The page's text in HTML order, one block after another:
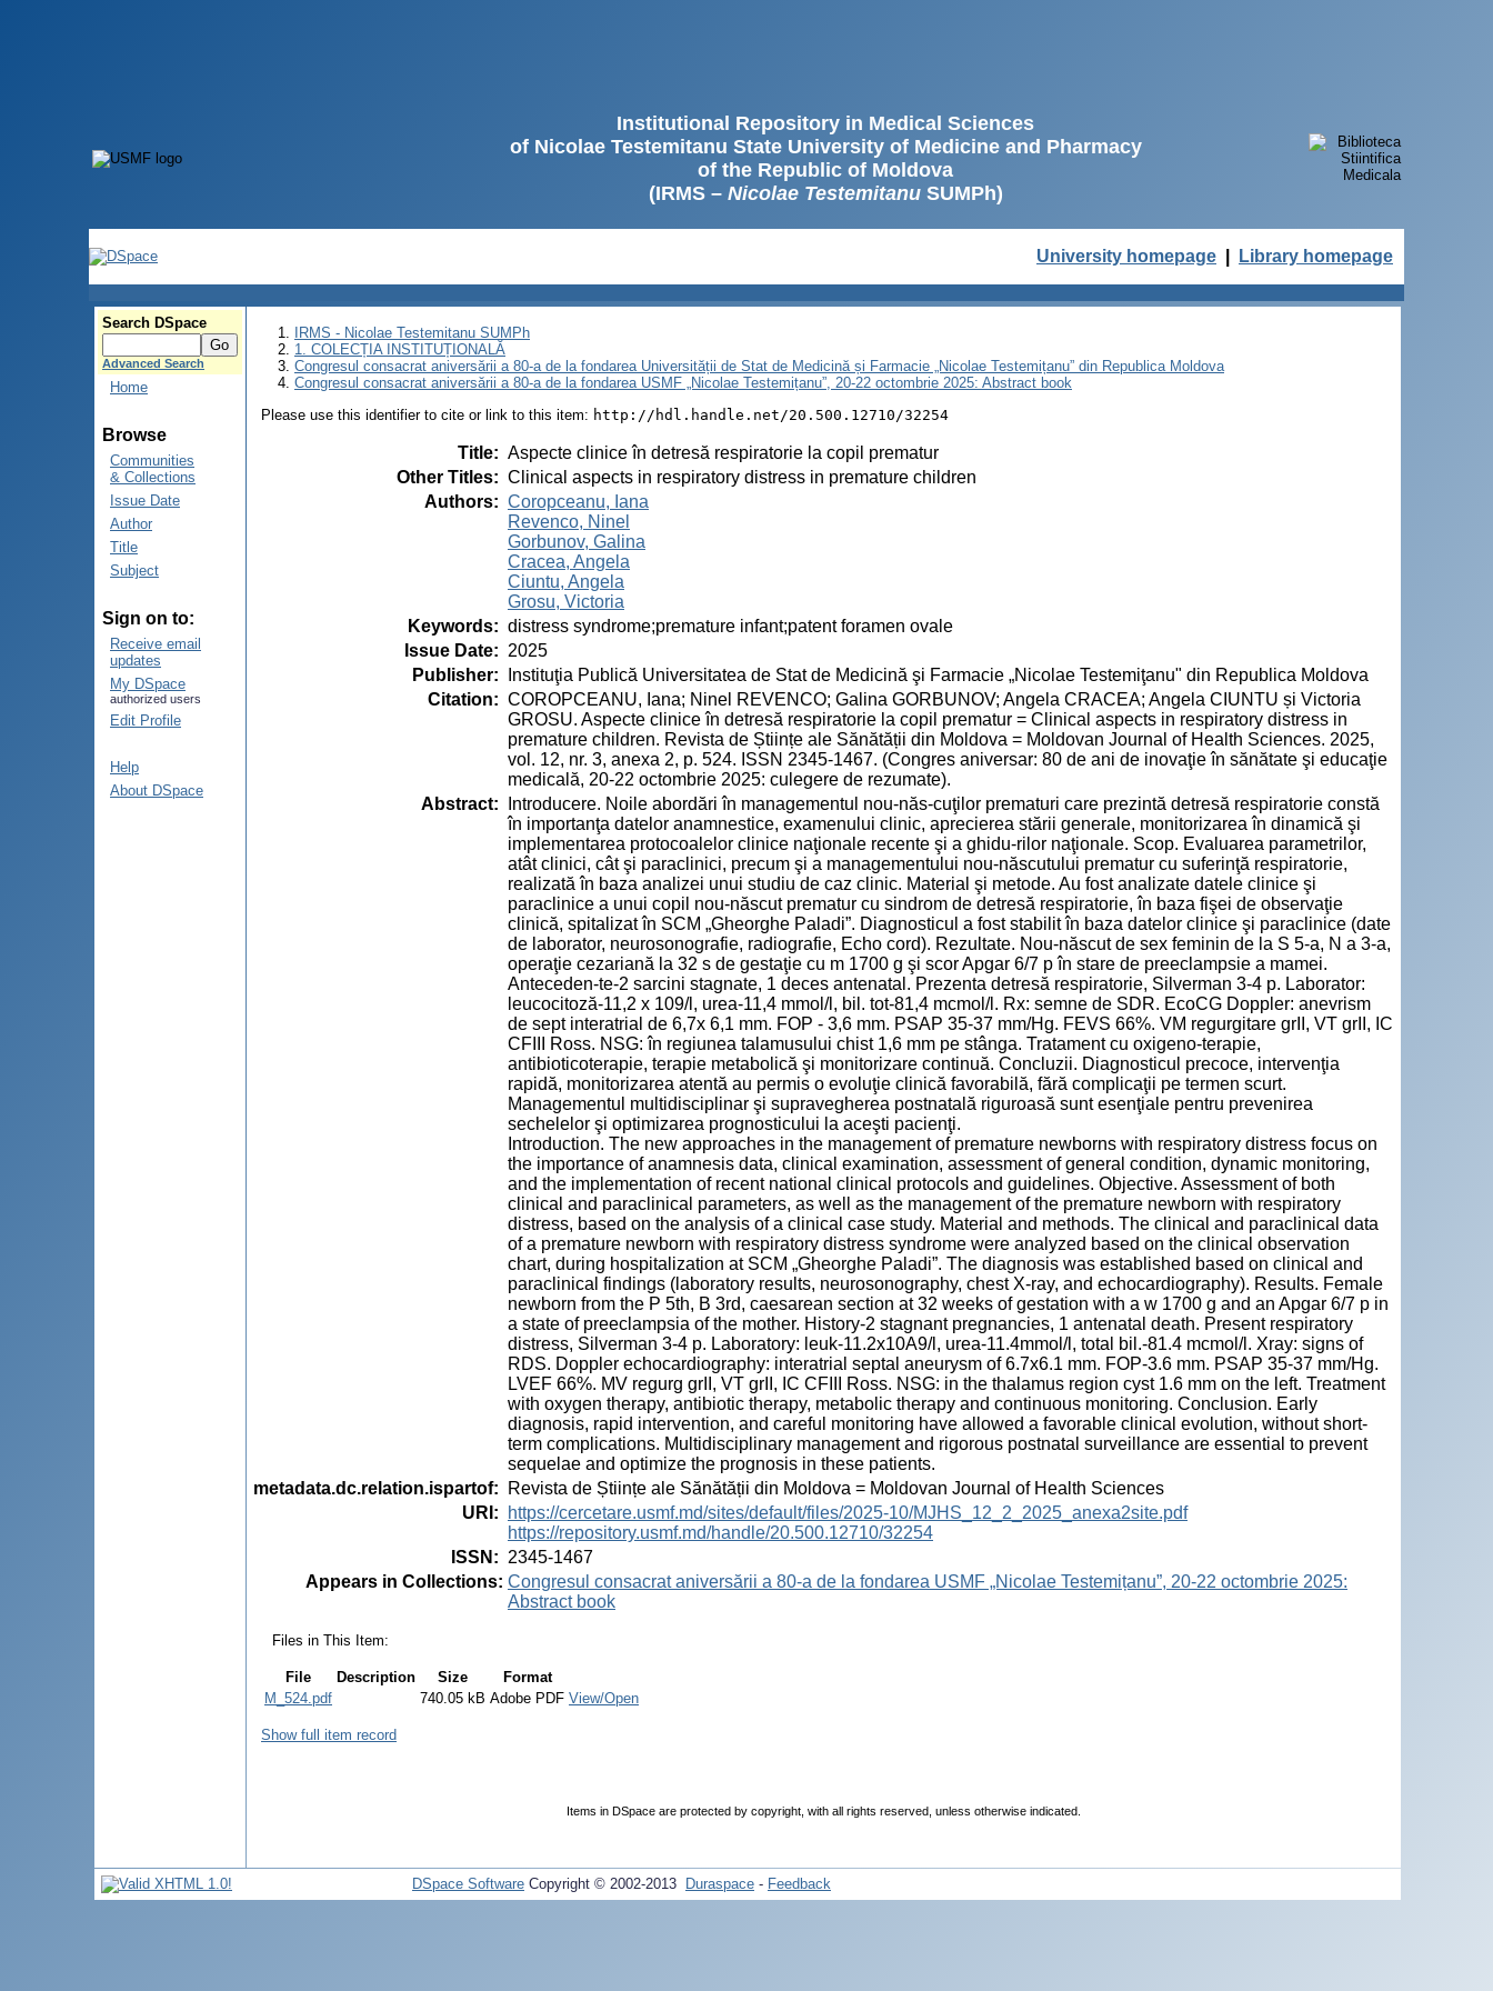
Institutional Repository in Medical Sciences
of Nicolae Testemitanu State University of Medicine and Pharmacy
of the Republic of Moldova
(IRMS – Nicolae TestemitanuSUMPh)
University homepage Library homepage
Search DSpace
Advanced Search
Home
Browse
Communities
& Collections
Issue Date
Author
Title
Subject
Sign on to:
Receive email
updates
My DSpace
authorized users
Edit Profile
Help
About DSpace
IRMS - Nicolae Testemitanu SUMPh
1. COLECȚIA INSTITUȚIONALĂ
Congresul consacrat aniversării a 80-a de la fondarea Universității de Stat de Medicină și Farmacie „Nicolae Testemițanu” din Republica Moldova
Congresul consacrat aniversării a 80-a de la fondarea USMF „Nicolae Testemițanu”, 20-22 octombrie 2025: Abstract book
Please use this identifier to cite or link to this item: http://hdl.handle.net/20.500.12710/32254
Title: Aspecte clinice în detresă respiratorie la copil prematur
Other Titles: Clinical aspects in respiratory distress in premature children
Authors: Coropceanu, Iana
Revenco, Ninel
Gorbunov, Galina
Cracea, Angela
Ciuntu, Angela
Grosu, Victoria
Keywords: distress syndrome;premature infant;patent foramen ovale
Issue Date: 2025
Publisher:
Instituţia Publică Universitatea de Stat de Medicină şi Farmacie „Nicolae Testemiţanu" din Republica Moldova
Citation: COROPCEANU, Iana; Ninel REVENCO; Galina GORBUNOV; Angela CRACEA; Angela CIUNTU și Victoria
GROSU. Aspecte clinice în detresă respiratorie la copil prematur = Clinical aspects in respiratory distress in
premature children. Revista de Științe ale Sănătății din Moldova = Moldovan Journal of Health Sciences. 2025,
vol. 12, nr. 3, anexa 2, p. 524. ISSN 2345-1467. (Congres aniversar: 80 de ani de inovaţie în sănătate şi educaţie
medicală, 20-22 octombrie 2025: culegere de rezumate).
Abstract:
Introducere. Noile abordări în managementul nou-năs-cuţilor prematuri care prezintă detresă respiratorie constă
în importanţa datelor anamnestice, examenului clinic, aprecierea stării generale, monitorizarea în dinamică şi
implementarea protocoalelor clinice naţionale recente şi a ghidu-rilor naţionale. Scop. Evaluarea parametrilor,
atât clinici, cât şi paraclinici, precum şi a managementului nou-născutului prematur cu suferinţă respiratorie,
realizată în baza analizei unui studiu de caz clinic. Material şi metode. Au fost analizate datele clinice şi
paraclinice a unui copil nou-născut prematur cu sindrom de detresă respiratorie, în baza fişei de observaţie
clinică, spitalizat în SCM „Gheorghe Paladi”. Diagnosticul a fost stabilit în baza datelor clinice şi paraclinice (date
de laborator, neurosonografie, radiografie, Echo cord). Rezultate. Nou-născut de sex feminin de la S 5-a, N a 3-a,
operaţie cezariană la 32 s de gestaţie cu m 1700 g şi scor Apgar 6/7 p în stare de preeclampsie a mamei.
Anteceden-te-2 sarcini stagnate, 1 deces antenatal. Prezenta detresă respiratorie, Silverman 3-4 p. Laborator:
leucocitoză-11,2 x 109/l, urea-11,4 mmol/l, bil. tot-81,4 mcmol/l. Rx: semne de SDR. EcoCG Doppler: anevrism
de sept interatrial de 6,7x 6,1 mm. FOP - 3,6 mm. PSAP 35-37 mm/Hg. FEVS 66%. VM regurgitare grII, VT grII, IC
CFIII Ross. NSG: în regiunea talamusului chist 1,6 mm pe stânga. Tratament cu oxigeno-terapie,
antibioticoterapie, terapie metabolică şi monitorizare continuă. Concluzii. Diagnosticul precoce, intervenţia
rapidă, monitorizarea atentă au permis o evoluţie clinică favorabilă, fără complicaţii pe termen scurt.
Managementul multidisciplinar şi supravegherea postnatală riguroasă sunt esenţiale pentru prevenirea
sechelelor şi optimizarea prognosticului la aceşti pacienţi.
Introduction. The new approaches in the management of premature newborns with respiratory distress focus on
the importance of anamnesis data, clinical examination, assessment of general condition, dynamic monitoring,
and the implementation of recent national clinical protocols and guidelines. Objective. Assessment of both
clinical and paraclinical parameters, as well as the management of the premature newborn with respiratory
distress, based on the analysis of a clinical case study. Material and methods. The clinical and paraclinical data
of a premature newborn with respiratory distress syndrome were analyzed based on the clinical observation
chart, during hospitalization at SCM „Gheorghe Paladi”. The diagnosis was established based on clinical and
paraclinical findings (laboratory results, neurosonography, chest X-ray, and echocardiography). Results. Female
newborn from the P 5th, B 3rd, caesarean section at 32 weeks of gestation with a w 1700 g and an Apgar 6/7 p in
a state of preeclampsia of the mother. History-2 stagnant pregnancies, 1 antenatal death. Present respiratory
distress, Silverman 3-4 p. Laboratory: leuk-11.2x10A9/l, urea-11.4mmol/l, total bil.-81.4 mcmol/l. Xray: signs of
RDS. Doppler echocardiography: interatrial septal aneurysm of 6.7x6.1 mm. FOP-3.6 mm. PSAP 35-37 mm/Hg.
LVEF 66%. MV regurg grII, VT grII, IC CFIII Ross. NSG: in the thalamus region cyst 1.6 mm on the left. Treatment
with oxygen therapy, antibiotic therapy, metabolic therapy and continuous monitoring. Conclusion. Early
diagnosis, rapid intervention, and careful monitoring have allowed a favorable clinical evolution, without short-
term complications. Multidisciplinary management and rigorous postnatal surveillance are essential to prevent
sequelae and optimize the prognosis in these patients.
metadata.dc.relation.ispartof:
Revista de Științe ale Sănătății din Moldova = Moldovan Journal of Health Sciences
URI :
https://cercetare.usmf.md/sites/default/files/2025-10/MJHS_12_2_2025_anexa2site.pdf
https://repository.usmf.md/handle/20.500.12710/32254
ISSN : 2345-1467
Appears in Collections: Congresul consacrat aniversării a 80-a de la fondarea USMF „Nicolae Testemițanu”, 20-22 octombrie 2025:
Abstract book
Files in This Item:
File Description Size
Format
M_524.pdf
740.05 kB Adobe PDF View/Open
Show full item record
Items in DSpace are protected by copyright, with all rights reserved, unless otherwise indicated.
DSpace Software Copyright © 2002-2013 Duraspace - Feedback